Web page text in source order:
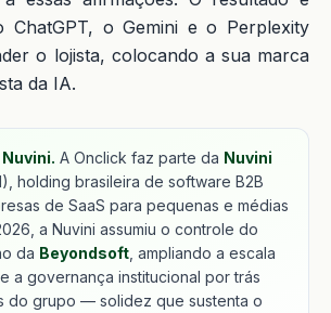
ChatGPT, o Gemini e o Perplexity
o lojista, colocando a sua marca
da IA.
A Onclick faz parte da Nuvini
holding brasileira de software B2B
de SaaS para pequenas e médias
a Nuvini assumiu o controle do
da Beyondsoft , ampliando a escala
a governança institucional por trás
do grupo — solidez que sustenta o